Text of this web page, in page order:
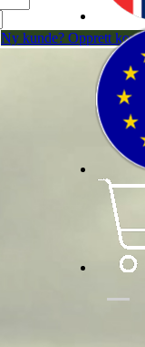
Ny kunde? Opprett konto